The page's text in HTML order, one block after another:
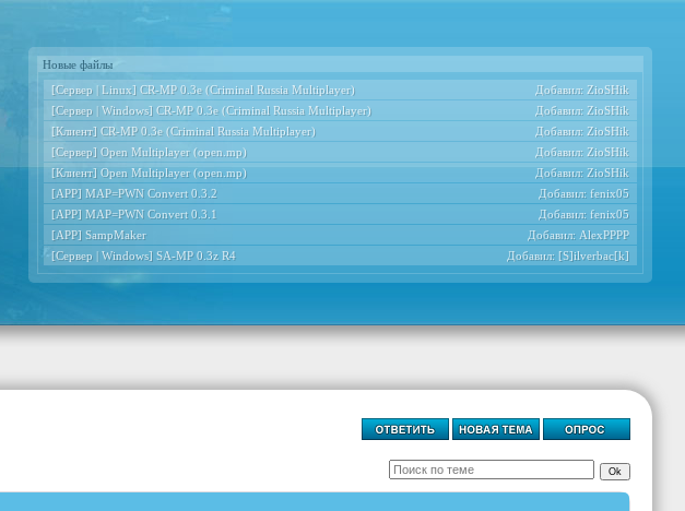
Новые файлы
[Сервер | Linux] CR-MP 0.3e (Criminal Russia Multiplayer)
Добавил: ZioSHik
[Сервер | Windows] CR-MP 0.3e (Criminal Russia Multiplayer)
Добавил: ZioSHik
[Клиент] CR-MP 0.3e (Criminal Russia Multiplayer)
Добавил: ZioSHik
[Сервер] Open Multiplayer (open.mp)
Добавил: ZioSHik
[Клиент] Open Multiplayer (open.mp)
Добавил: ZioSHik
[APP] MAP=PWN Convert 0.3.2
Добавил: fenix05
[APP] MAP=PWN Convert 0.3.1
Добавил: fenix05
[APP] SampMaker
Добавил: AlexPPPP
[Сервер | Windows] SA-MP 0.3z R4
Добавил: [S]ilverbac[k]